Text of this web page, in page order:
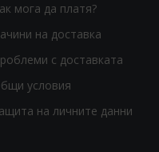
мога да платя?
на доставка
с доставката
условия
на личните данни